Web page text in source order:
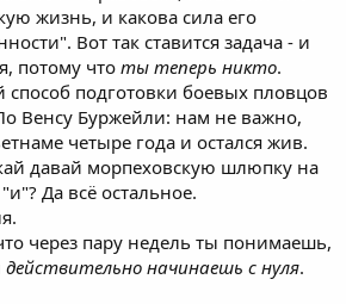
жизнь, и какова сила его
Вот так ставится задача - и
потому что ты теперь никто.
способ подготовки боевых пловцов
Венсу Буржейли: нам не важно,
четыре года и остался жив.
давай морпеховскую шлюпку на
Да всё остальное.
через пару недель ты понимаешь,
действительно начинаешь с нуля.